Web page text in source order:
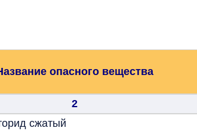
опасного вещества
2
сжатый